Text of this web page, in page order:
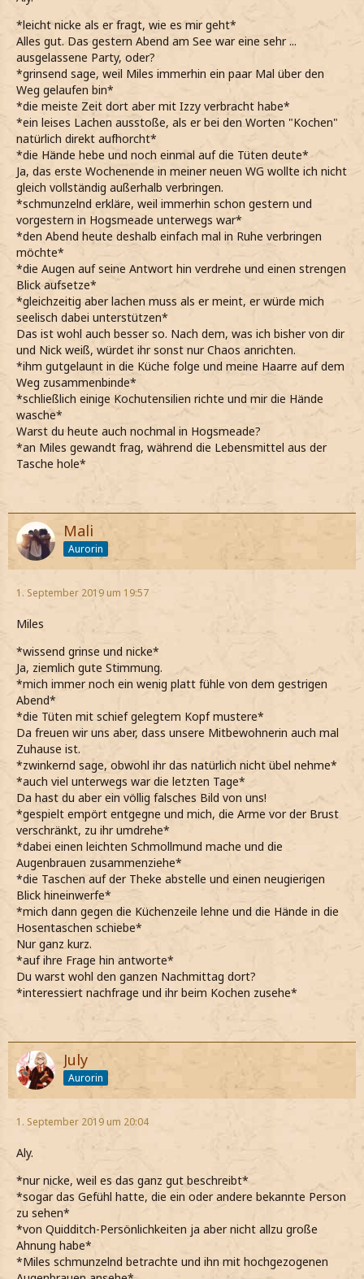
*leicht nicke als er fragt, wie es mir geht*
Alles gut. Das gestern Abend am See war eine sehr ...
ausgelassene Party, oder?
*grinsend sage, weil Miles immerhin ein paar Mal über den
Weg gelaufen bin*
*die meiste Zeit dort aber mit Izzy verbracht habe*
*ein leises Lachen ausstoße, als er bei den Worten "Kochen"
natürlich direkt aufhorcht*
*die Hände hebe und noch einmal auf die Tüten deute*
Ja, das erste Wochenende in meiner neuen WG wollte ich nicht
gleich vollständig außerhalb verbringen.
*schmunzelnd erkläre, weil immerhin schon gestern und
vorgestern in Hogsmeade unterwegs war*
*den Abend heute deshalb einfach mal in Ruhe verbringen
möchte*
*die Augen auf seine Antwort hin verdrehe und einen strengen
Blick aufsetze*
*gleichzeitig aber lachen muss als er meint, er würde mich
seelisch dabei unterstützen*
Das ist wohl auch besser so. Nach dem, was ich bisher von dir
und Nick weiß, würdet ihr sonst nur Chaos anrichten.
*ihm gutgelaunt in die Küche folge und meine Haarre auf dem
Weg zusammenbinde*
*schließlich einige Kochutensilien richte und mir die Hände
wasche*
Warst du heute auch nochmal in Hogsmeade?
*an Miles gewandt frag, während die Lebensmittel aus der
Tasche hole*
Mali
Aurorin
1. September 2019 um 19:57
Miles
*wissend grinse und nicke*
Ja, ziemlich gute Stimmung.
*mich immer noch ein wenig platt fühle von dem gestrigen
Abend*
*die Tüten mit schief gelegtem Kopf mustere*
Da freuen wir uns aber, dass unsere Mitbewohnerin auch mal
Zuhause ist.
*zwinkernd sage, obwohl ihr das natürlich nicht übel nehme*
*auch viel unterwegs war die letzten Tage*
Da hast du aber ein völlig falsches Bild von uns!
*gespielt empört entgegne und mich, die Arme vor der Brust
verschränkt, zu ihr umdrehe*
*dabei einen leichten Schmollmund mache und die
Augenbrauen zusammenziehe*
*die Taschen auf der Theke abstelle und einen neugierigen
Blick hineinwerfe*
*mich dann gegen die Küchenzeile lehne und die Hände in die
Hosentaschen schiebe*
Nur ganz kurz.
*auf ihre Frage hin antworte*
Du warst wohl den ganzen Nachmittag dort?
*interessiert nachfrage und ihr beim Kochen zusehe*
July
Aurorin
1. September 2019 um 20:04
Aly.
*nur nicke, weil es das ganz gut beschreibt*
*sogar das Gefühl hatte, die ein oder andere bekannte Person
zu sehen*
*von Quidditch-Persönlichkeiten ja aber nicht allzu große
Ahnung habe*
*Miles schmunzelnd betrachte und ihn mit hochgezogenen